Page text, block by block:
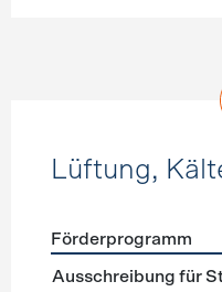
Lüftung,
Förderprogramme
Förderprogramm
Ausschreibung für